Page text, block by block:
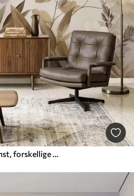
Tekstureret botanisk kunst, forskellige planter og blade i brune og beige nuancer